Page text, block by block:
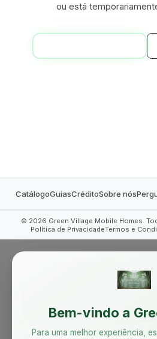
ou está
CatálogoGuiasCréditoSobre nós
© 2026 Green Village Mobile Homes.
Política de PrivacidadeTermos e
Bem-vindo a
Para uma melhor experiência,